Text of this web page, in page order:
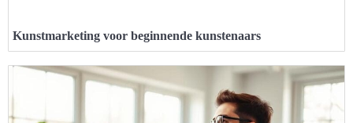
Kunstmarketing voor beginnende kunstenaars